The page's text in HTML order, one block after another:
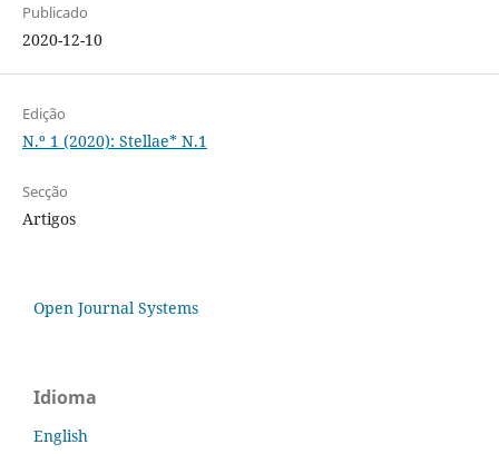
Publicado
2020-12-10
Edição
N.º 1 (2020): Stellae* N.1
Secção
Artigos
Open Journal Systems
Idioma
English